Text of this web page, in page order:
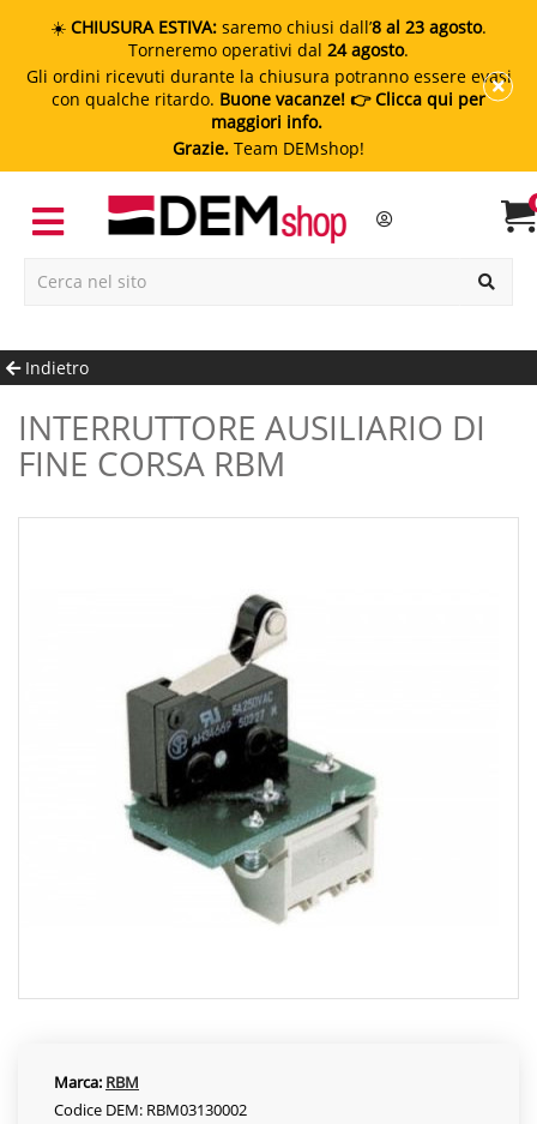
☀️ CHIUSURA ESTIVA: saremo chiusi dall’8 al 23 agosto.
Torneremo operativi dal 24 agosto.
Gli ordini ricevuti durante la chiusura potranno essere evasi
con qualche ritardo. Buone vacanze! 👉 Clicca qui per
maggiori info.
Grazie. Team DEMshop!
Indietro
INTERRUTTORE AUSILIARIO DI
FINE CORSA RBM
Marca: RBM
Codice DEM: RBM03130002